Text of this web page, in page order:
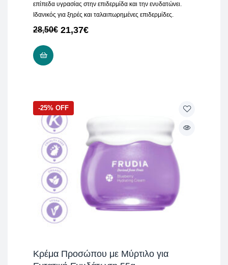
επίπεδα υγρασίας στην επιδερμίδα και την ενυδατώνει.
Ιδανικός για ξηρές και ταλαιπωρημένες επιδερμίδες.
28,50€ 21,37€
-25% OFF
Κρέμα Προσώπου με Μύρτιλο για